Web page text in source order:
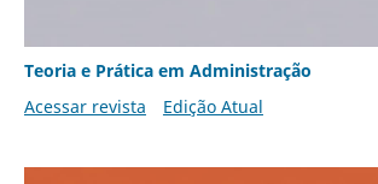
Teoria e Prática em Administração
Acessar revista
Edição Atual